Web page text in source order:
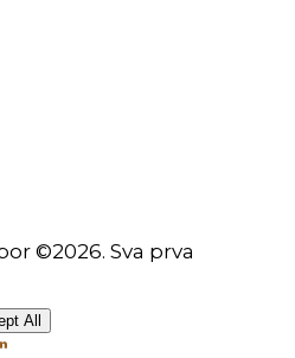
©2026. Sva prva
All